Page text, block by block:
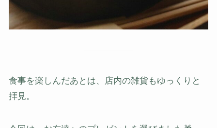
食事を楽しんだあとは、店内の雑貨もゆっくりと
拝見。